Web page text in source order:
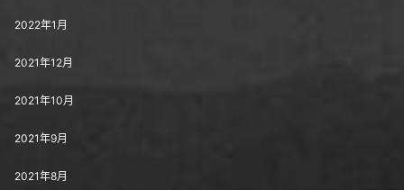
2022年1月
2021年12月
2021年10月
2021年9月
2021年8月